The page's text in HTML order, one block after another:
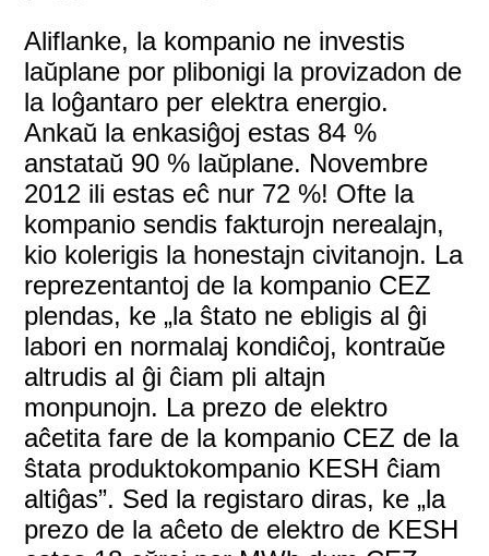
Aliflanke, la kompanio ne investis
laŭplane por plibonigi la provizadon de
la loĝantaro per elektra energio.
Ankaŭ la enkasiĝoj estas 84 %
anstataŭ 90 % laŭplane. Novembre
2012 ili estas eĉ nur 72 %! Ofte la
kompanio sendis fakturojn nerealajn,
kio kolerigis la honestajn civitanojn. La
reprezentantoj de la kompanio CEZ
plendas, ke „la ŝtato ne ebligis al ĝi
labori en normalaj kondiĉoj, kontraŭe
altrudis al ĝi ĉiam pli altajn
monpunojn. La prezo de elektro
aĉetita fare de la kompanio CEZ de la
ŝtata produktokompanio KESH ĉiam
altiĝas”. Sed la registaro diras, ke „la
prezo de la aĉeto de elektro de KESH